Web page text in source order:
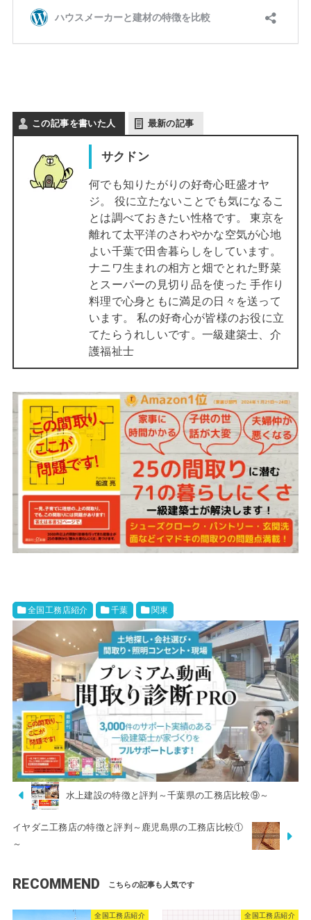
この記事を書いた人 最新の記事
サクドン
何でも知りたがりの好奇心旺盛オヤ
ジ。 役に立たないことでも気になるこ
とは調べておきたい性格です。 東京を
離れて太平洋のさわやかな空気が心地
よい千葉で田舎暮らしをしています。
ナニワ生まれの相方と畑でとれた野菜
とスーパーの見切り品を使った 手作り
料理で心身ともに満足の日々を送って
います。 私の好奇心が皆様のお役に立
てたらうれしいです。一級建築士、介
護福祉士
全国工務店紹介 千葉 関東
水上建設の特徴と評判～千葉県の工務店比較⑨～
イヤダニ工務店の特徴と評判～鹿児島県の工務店比較①
～
RECOMMEND
全国工務店紹介 全国工務店紹介